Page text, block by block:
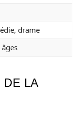
drame
âges
DE LA